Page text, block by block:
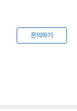
문의하기